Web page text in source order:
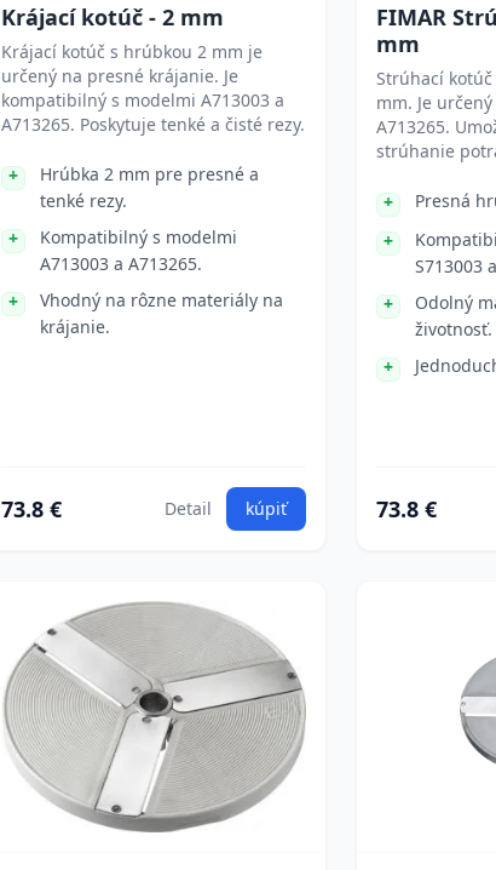
Krájací kotúč - 2 mm
Krájací kotúč s hrúbkou 2 mm je
určený na presné krájanie. Je
kompatibilný s modelmi A713003 a
A713265. Poskytuje tenké a čisté rezy.
Hrúbka 2 mm pre presné a
tenké rezy.
Kompatibilný s modelmi
A713003 a A713265.
Vhodný na rôzne materiály na
krájanie.
73.8 € Detail kúpiť
FIMAR
mm
Strúhací
mm. Je
A713265.
strúhanie
Presná
S713003
Odolný
životnosť.
73.8 €